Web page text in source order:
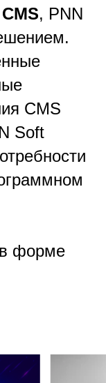
, PNN
CMS
Soft
форме